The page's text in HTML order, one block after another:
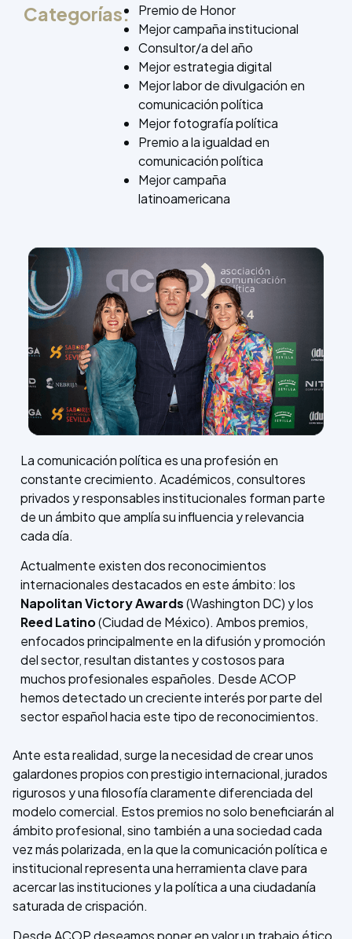
Categorías:
Premio de Honor
Mejor campaña institucional
Consultor/a del año
Mejor estrategia digital
Mejor labor de divulgación en
comunicación política
Mejor fotografía política
Premio a la igualdad en
comunicación política
Mejor campaña
latinoamericana
La comunicación política es una profesión en
constante crecimiento. Académicos, consultores
privados y responsables institucionales forman parte
de un ámbito que amplía su influencia y relevancia
cada día.
Actualmente existen dos reconocimientos
internacionales destacados en este ámbito: los
Napolitan Victory Awards(Washington DC) y los
Reed Latino(Ciudad de México). Ambos premios,
enfocados principalmente en la difusión y promoción
del sector, resultan distantes y costosos para
muchos profesionales españoles. Desde ACOP
hemos detectado un creciente interés por parte del
sector español hacia este tipo de reconocimientos.
Ante esta realidad, surge la necesidad de crear unos
galardones propios con prestigio internacional, jurados
rigurosos y una filosofía claramente diferenciada del
modelo comercial. Estos premios no solo beneficiarán al
ámbito profesional, sino también a una sociedad cada
vez más polarizada, en la que la comunicación política e
institucional representa una herramienta clave para
acercar las instituciones y la política a una ciudadanía
saturada de crispación.
Desde ACOP deseamos poner en valor un trabajo ético,